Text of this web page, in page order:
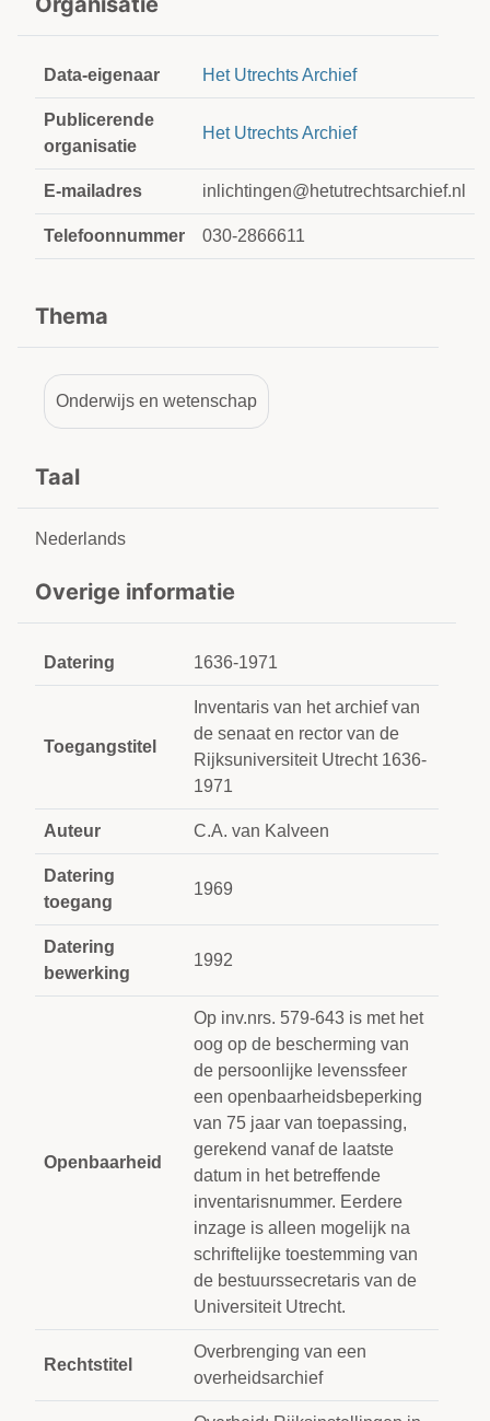
Data-eigenaar Het Utrechts Archief
Publicerende
organisatie
Het Utrechts Archief
E-mailadres inlichtingen@hetutrechtsarchief.nl
Telefoonnummer 030-2866611
Thema
Onderwijs en wetenschap
Taal
Nederlands
Overige informatie
Datering 1636-1971
Toegangstitel
Inventaris van het archief van
de senaat en rector van de
Rijksuniversiteit Utrecht 1636-
1971
Auteur C.A. van Kalveen
Datering
toegang
1969
Datering
bewerking
1992
Openbaarheid
Op inv.nrs. 579-643 is met het
oog op de bescherming van
de persoonlijke levenssfeer
een openbaarheidsbeperking
van 75 jaar van toepassing,
gerekend vanaf de laatste
datum in het betreffende
inventarisnummer. Eerdere
inzage is alleen mogelijk na
schriftelijke toestemming van
de bestuurssecretaris van de
Universiteit Utrecht.
Rechtstitel
Overbrenging van een
overheidsarchief